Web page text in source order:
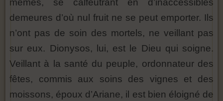
demeures d’où nul fruit ne se peut emporter. Ils
n’ont pas de soin des mortels, ne veillant pas
sur eux. Dionysos, lui, est le Dieu qui soigne.
Veillant à la santé du peuple, ordonnateur des
fêtes, commis aux soins des vignes et des
moissons, époux d’Ariane, il est bien éloigné de